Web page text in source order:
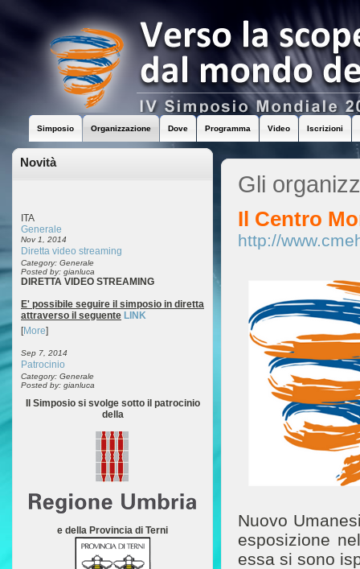
Simposio Organizzazione Dove Programma Video Iscrizioni
Novità
ITA
Generale
Nov 1, 2014
Diretta video streaming
Category: Generale
Posted by: gianluca
DIRETTA VIDEO STREAMING
E' possibile seguire il simposio in diretta
attraverso il seguente LINK
[More]
Sep 7, 2014
Patrocinio
Category: Generale
Posted by: gianluca
Il Simposio si svolge sotto il patrocinio
della
e della Provincia di Terni
Gli
Il Centro
http://
Nuovo
esposizione
essa si sono